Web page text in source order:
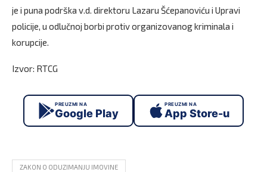
je i puna podrška v.d. direktoru Lazaru Šćepanoviću i Upravi
policije, u odlučnoj borbi protiv organizovanog kriminala i
korupcije.
Izvor: RTCG
PREUZMI NA
Google Play
PREUZMI NA
App Store-u
ZAKON O ODUZIMANJU IMOVINE